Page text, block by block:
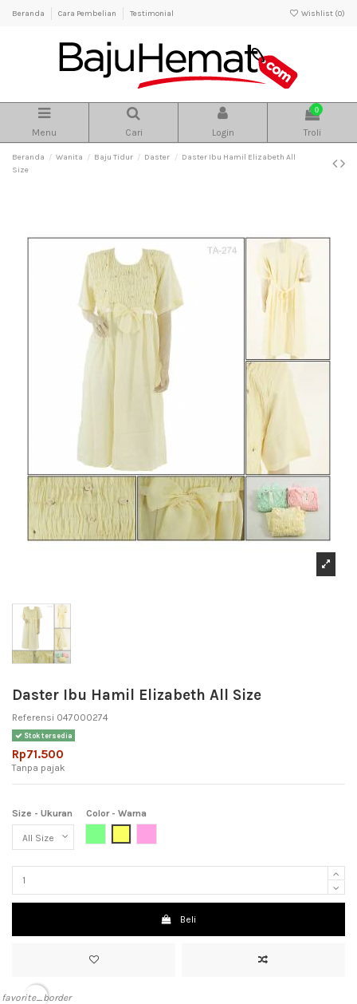
Beranda Cara Pembelian Testimonial Wishlist (0)
Menu Cari Login
0
Troli
Beranda Wanita Baju Tidur Daster
Daster Ibu Hamil Elizabeth All
Size
Daster Ibu Hamil Elizabeth All Size
Referensi 047000274
Stok tersedia
Rp71.500
Tanpa pajak
Size - Ukuran
Color - Warna
Beli
favorite_border